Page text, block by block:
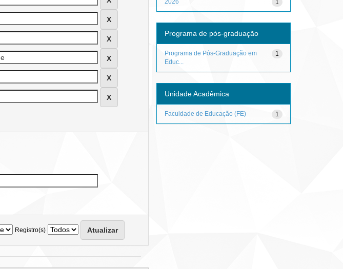
Registro(s)
1
Programa de pós-graduação
1
Programa de Pós-Graduação em
Educ...
Unidade Acadêmica
1
Faculdade de Educação (FE)